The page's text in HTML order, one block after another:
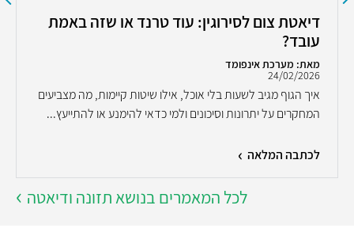
דיאטת צום לסירוגין: עוד טרנד או שזה באמת
עובד?
מאת: מערכת אינפומד
24/02/2026
איך הגוף מגיב לשעות בלי אוכל, אילו שיטות קיימות, מה מצביעים
המחקרים על יתרונות וסיכונים ולמי כדאי להימנע או להתייעץ...
לכתבה המלאה
לכל המאמרים בנושא תזונה ודיאטה